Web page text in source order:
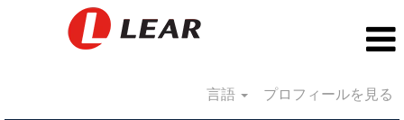
言語 プロフィールを見る